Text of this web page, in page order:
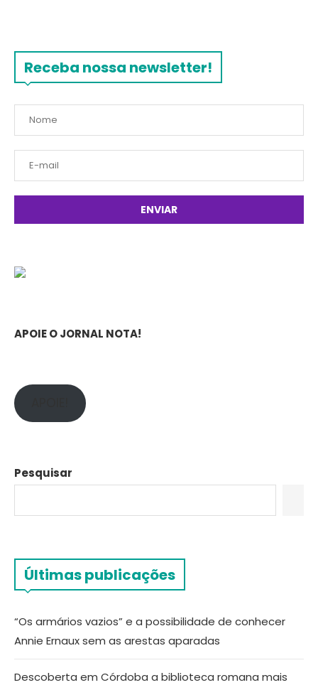
Receba nossa newsletter!
APOIE O JORNAL NOTA!
Pesquisar
Últimas publicações
“Os armários vazios” e a possibilidade de conhecer
Annie Ernaux sem as arestas aparadas
Descoberta em Córdoba a biblioteca romana mais